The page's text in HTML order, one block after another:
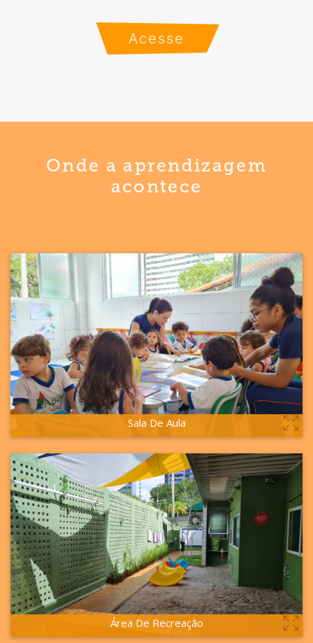
Acesse
Onde a aprendizagem
acontece
Sala De Aula
VER MAIS
Área De Recreação